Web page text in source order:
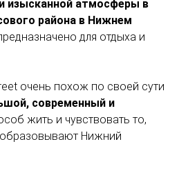
изысканной атмосферы в
района в Нижнем
для отдыха и
очень похож по своей сути
современный и
жить и чувствовать то,
Нижний